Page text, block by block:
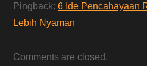
Pingback:6 Ide Pencahayaan
Lebih Nyaman
Comments are closed.